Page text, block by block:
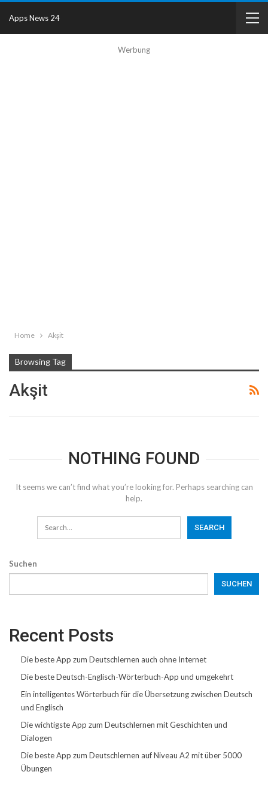
Werbung
Apps News 24
Home Akşit
Browsing Tag
Akşit
NOTHING FOUND
It seems we can’t find what you’re looking for. Perhaps searching can
help.
Suchen
SUCHEN
Recent Posts
Die beste App zum Deutschlernen auch ohne Internet
Die beste Deutsch-Englisch-Wörterbuch-App und umgekehrt
Ein intelligentes Wörterbuch für die Übersetzung zwischen Deutsch
und Englisch
Die wichtigste App zum Deutschlernen mit Geschichten und
Dialogen
Die beste App zum Deutschlernen auf Niveau A2 mit über 5000
Übungen